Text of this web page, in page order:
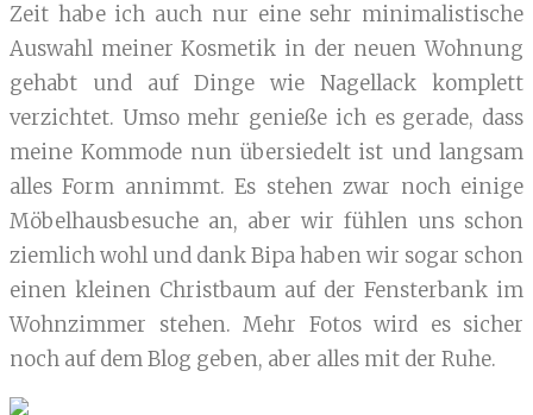
Zeit habe ich auch nur eine sehr minimalistische
Auswahl meiner Kosmetik in der neuen Wohnung
gehabt und auf Dinge wie Nagellack komplett
verzichtet. Umso mehr genieße ich es gerade, dass
meine Kommode nun übersiedelt ist und langsam
alles Form annimmt. Es stehen zwar noch einige
Möbelhausbesuche an, aber wir fühlen uns schon
ziemlich wohl und dank Bipa haben wir sogar schon
einen kleinen Christbaum auf der Fensterbank im
Wohnzimmer stehen. Mehr Fotos wird es sicher
noch auf dem Blog geben, aber alles mit der Ruhe.